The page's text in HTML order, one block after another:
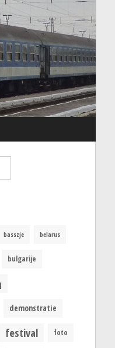
basszje belarus
bulgarije
demonstratie
festival foto